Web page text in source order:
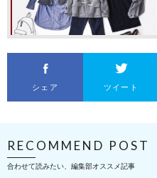
シェア ツイート
RECOMMEND POST
合わせて読みたい、編集部オススメ記事